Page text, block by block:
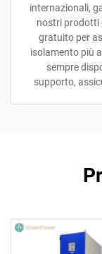
internazionali,
nostri prodotti
gratuito per
isolamento più
sempre
supporto,